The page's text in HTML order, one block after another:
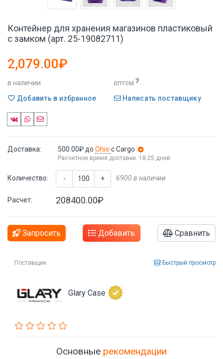
Контейнер для хранения магазинов пластиковый
с замком (арт. 25-19082711)
2,079.00₽
в наличии
оптом
Добавить в избранное
Написать поставщику
Доставка: 500.00₽ до Ohio с Cargo
Расчетное время доставки: 18-25 дней
Количество: - + 6900 в наличии
Расчет: 208400.00₽
Запросить Добавить Сравнить
Поставщик Быстрый просмотр
Glary Case
Основные рекомендации